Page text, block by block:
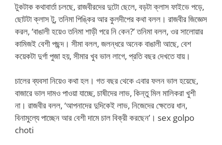
টুকটাক কথাবার্তা চলছে, রাজবীরদের দুটো ছেলে, বড়টা ক্লাস ফাইভে পড়ে,
ছোটটা ক্লাস টু, তনিমা পিঙ্কির আর কুলদীপের কথা বলল। রাজবীর জিজ্ঞেস
করল, ‘বাঙালী হয়েও তনিমা শাড়ী পরে নি কেন?’ তনিমা বলল, ওর সালোয়ার
কামিজই বেশী পছন্দ। সীমা বলল, জলন্ধরে অনেক বাঙালী আছে, বেশ
কয়েকটা দুর্গা পুজা হয়, সীমার খুব ভাল লাগে, প্রতি বছর দেখতে যায়।
চালের ব্যবসা নিয়েও কথা হল। গত বছর থেকে এবার ফলন ভাল হয়েছে,
বাজারে ভাল দামও পাওয়া যাচ্ছে, চাষীদের লাভ, কিন্তু মিল মালিকরা খুশী
না। রাজবীর বলল, ‘আপনাদের দুদিকেই লাভ, নিজেদের ক্ষেতের ধান,
বিনামুল্যে পাচ্ছেন আর বেশী দামে চাল বিক্রী করছেন’। sex golpo
choti